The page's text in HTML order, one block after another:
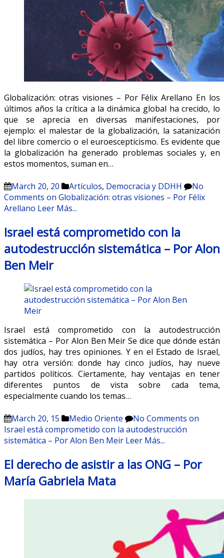
Globalización: otras visiones – Por Félix Arellano En los
últimos años la crítica a la dinámica global ha crecido, lo
que se aprecia en diversas manifestaciones, por
ejemplo: el malestar de la globalización, la satanización
del libre comercio o el euroescepticismo. Es evidente que
la globalización ha generado problemas sociales y, en
estos momentos, suman en…
March 20, 20 Artículos, Democracia y DDHH
No
Comments on Globalización: otras visiones – Por Félix
Arellano Leer Más...
Israel está comprometido con la
autodestrucción sistemática – Por Alon
Ben Meir
Israel está comprometido con la autodestrucción
sistemática – Por Alon Ben Meir Se dice que dónde están
dos judíos, hay tres opiniones. Y en el Estado de Israel,
hay otra versión: donde hay cinco judíos, hay nueve
partidos políticos. Ciertamente, hay ventajas en tener
diferentes puntos de vista sobre cada tema,
especialmente cuando los temas…
March 20, 15 Medio Oriente No Comments on
Israel está comprometido con la autodestrucción
sistemática – Por Alon Ben Meir Leer Más...
El derecho de asistir a las ONG – Por
María Gabriela Mata